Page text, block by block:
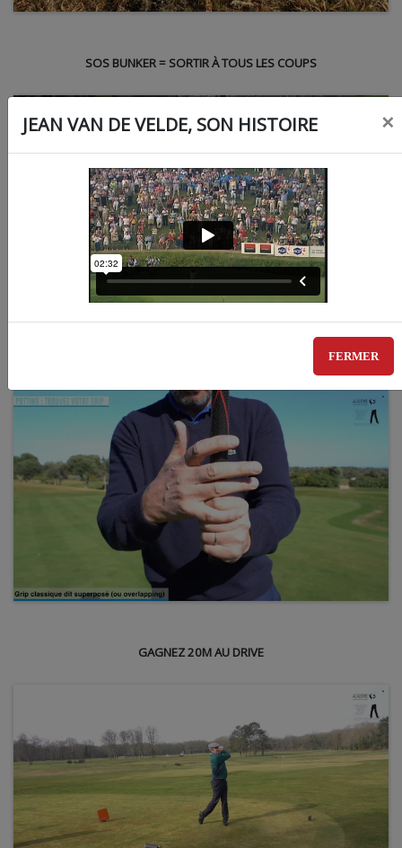
SOS BUNKER = SORTIR À TOUS LES COUPS
GAGNEZ 20M AU DRIVE
JEAN VAN DE VELDE, SON HISTOIRE ×
FERMER